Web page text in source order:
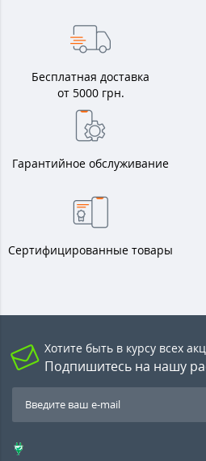
Бесплатная доставка
от 5000 грн.
Гарантийное обслуживание
Сертифицированные товары
Хотите быть в курсу всех
Подпишитесь на нашу